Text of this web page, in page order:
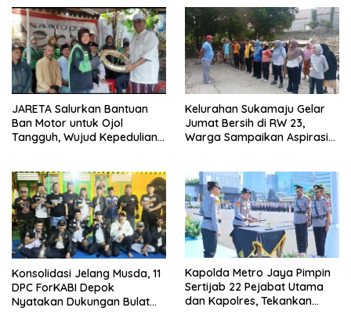
JARETA Salurkan Bantuan
Ban Motor untuk Ojol
Tangguh, Wujud Kepedulian
Kelurahan Sukamaju Gelar
Jumat Bersih di RW 23,
Warga Sampaikan Aspirasi
Konsolidasi Jelang Musda, 11
DPC ForKABI Depok
Nyatakan Dukungan Bulat
Kapolda Metro Jaya Pimpin
Sertijab 22 Pejabat Utama
dan Kapolres, Tekankan